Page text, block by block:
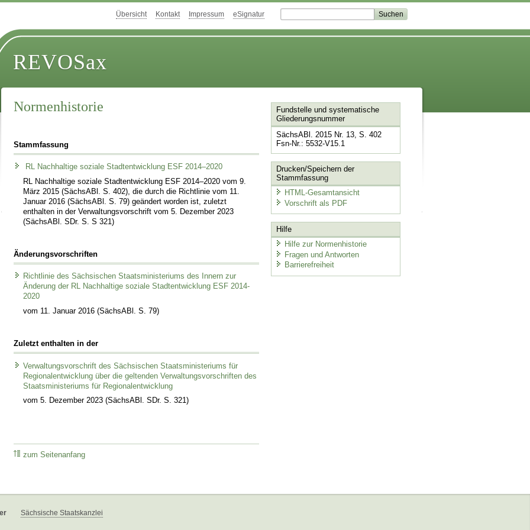
Übersicht Kontakt Impressum eSignatur
REVOSax
Normenhistorie
Stammfassung
RL Nachhaltige soziale Stadtentwicklung ESF 2014–2020
RL Nachhaltige soziale Stadtentwicklung ESF 2014–2020 vom 9.
März 2015 (SächsABl. S. 402), die durch die Richtlinie vom 11.
Januar 2016 (SächsABl. S. 79) geändert worden ist, zuletzt
enthalten in der Verwaltungsvorschrift vom 5. Dezember 2023
(SächsABl. SDr. S. S 321)
Änderungsvorschriften
Richtlinie des Sächsischen Staatsministeriums des Innern zur
Änderung der RL Nachhaltige soziale Stadtentwicklung ESF 2014-
2020
vom 11. Januar 2016 (SächsABl. S. 79)
Zuletzt enthalten in der
Verwaltungsvorschrift des Sächsischen Staatsministeriums für
Regionalentwicklung über die geltenden Verwaltungsvorschriften des
Staatsministeriums für Regionalentwicklung
vom 5. Dezember 2023 (SächsABl. SDr. S. 321)
zum Seitenanfang
Fundstelle und systematische
Gliederungsnummer
SächsABl. 2015 Nr. 13, S. 402
Fsn-Nr.: 5532-V15.1
Drucken/Speichern der
Stammfassung
HTML-Gesamtansicht
Vorschrift als PDF
Hilfe
Hilfe zur Normenhistorie
Fragen und Antworten
Barrierefreiheit
Sächsische Staatskanzlei